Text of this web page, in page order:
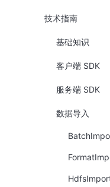
技术指南
基础知识
客户端 SDK
服务端 SDK
数据导入